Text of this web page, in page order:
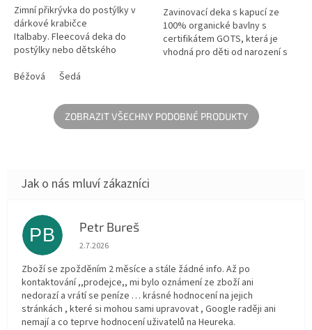
Zimní přikrývka do postýlky v
dárkové krabičce
Italbaby. Fleecová deka do
postýlky nebo dětského
zejména pro sezónu podzim
Béžová Šedá
Zavinovací deka s kapucí ze
100% organické bavlny s
certifikátem GOTS, která je
vhodná pro děti od narození s
ZOBRAZIT VŠECHNY PODOBNÉ PRODUKTY
PB Petr Bureš
Hodnocení obchodu je 1 z 5 hvězdiček.
2.7.2026
Zboží se zpožděním 2 měsíce a stále žádné info. Až po
kontaktování ,,prodejce,, mi bylo oznámení ze zboží ani
nedorazí a vrátí se peníze … krásné hodnocení na jejich
stránkách , které si mohou sami upravovat , Google raději ani
nemají a co teprve hodnocení uživatelů na Heureka.